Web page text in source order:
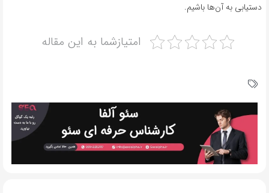
دستیابی به آن‌ها باشیم.
امتیازشما به این مقاله